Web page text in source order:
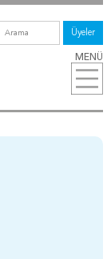
MENÜ
Üyeler